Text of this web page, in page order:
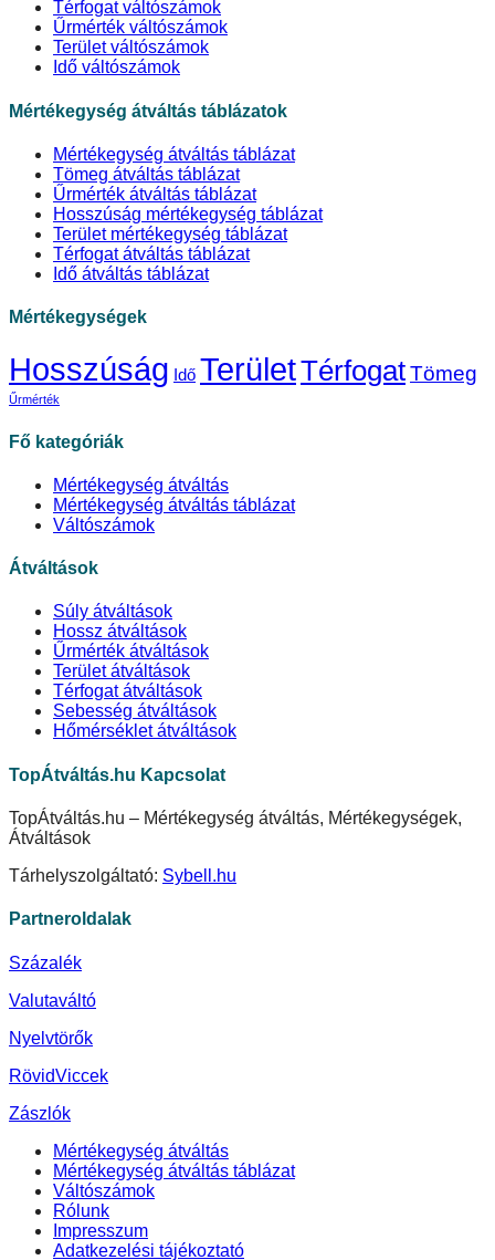
Térfogat váltószámok
Űrmérték váltószámok
Terület váltószámok
Idő váltószámok
Mértékegység átváltás táblázatok
Mértékegység átváltás táblázat
Tömeg átváltás táblázat
Űrmérték átváltás táblázat
Hosszúság mértékegység táblázat
Terület mértékegység táblázat
Térfogat átváltás táblázat
Idő átváltás táblázat
Mértékegységek
Hosszúság Idő TerületTérfogatTömeg
Űrmérték
Fő kategóriák
Mértékegység átváltás
Mértékegység átváltás táblázat
Váltószámok
Átváltások
Súly átváltások
Hossz átváltások
Űrmérték átváltások
Terület átváltások
Térfogat átváltások
Sebesség átváltások
Hőmérséklet átváltások
TopÁtváltás.hu Kapcsolat
TopÁtváltás.hu – Mértékegység átváltás, Mértékegységek,
Átváltások
Tárhelyszolgáltató: Sybell.hu
Partneroldalak
Százalék
Valutaváltó
Nyelvtörők
RövidViccek
Zászlók
Mértékegység átváltás
Mértékegység átváltás táblázat
Váltószámok
Rólunk
Impresszum
Adatkezelési tájékoztató